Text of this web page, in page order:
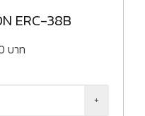
ERC-38B
บาท
+